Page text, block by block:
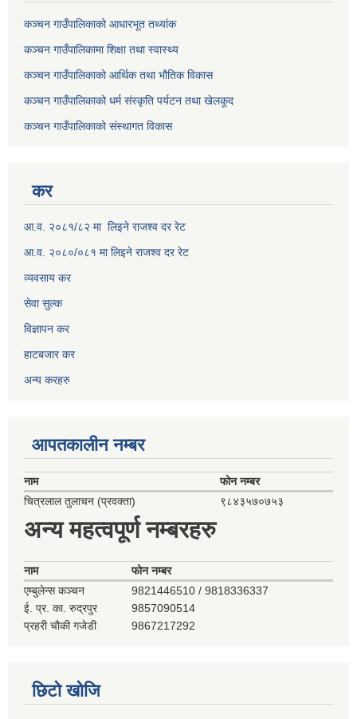
कञ्चन गाउँपालिकाको आधारभूत तथ्यांक
कञ्चन गाउँपालिकामा शिक्षा तथा स्वास्थ्य
कञ्चन गाउँपालिकाको आर्थिक तथा भौतिक विकास
कञ्चन गाउँपालिकाको धर्म संस्कृति पर्यटन तथा खेलकूद
कञ्चन गाउँपालिकाको संस्थागत विकास
कर
आ.व. २०८१/८२ मा लिइने राजश्व दर रेट
आ.व. २०८०/०८१ मा लिइने राजश्व दर रेट
व्यवसाय कर
सेवा सुल्क
विज्ञापन कर
हाटबजार कर
अन्य करहरु
आपतकालीन नम्बर
नाम
फोन नम्बर
चित्रलाल तुलाचन (प्रवक्ता)
९८४३५७०७५३
अन्य महत्वपूर्ण नम्बरहरु
नाम
फोन नम्बर
एम्बुलेन्स कञ्‍चन
9821446510 / 9818336337
ई. प्र. का. रुद्रपुर
9857090514
प्रहरी चौकी गजेडी
9867217292
छिटो खोजि